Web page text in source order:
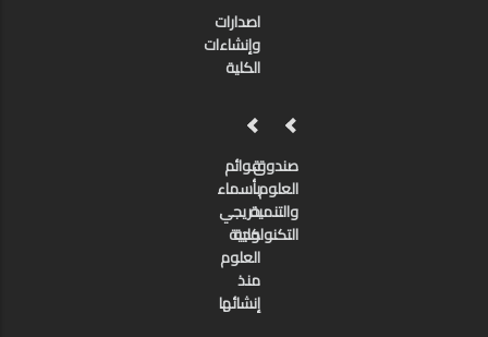
اصدارات
وإنشاءات
الكلية
صندوق
العلوم
والتنمية
التكنولوجية
قوائم
بأسماء
خريجي
كلية
العلوم
منذ
إنشائها